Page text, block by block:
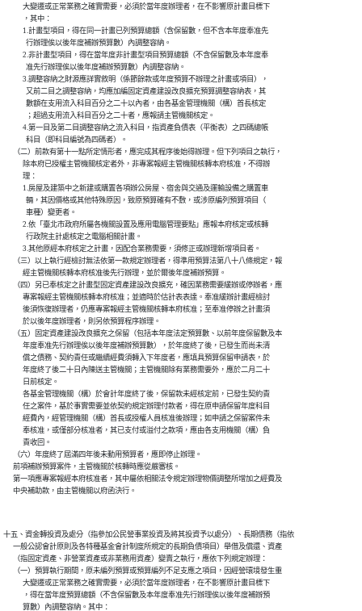
            大變遷或正常業務之確實需要，必須於當年度辦理者，在不影響原計畫目標下
            ，其中：
            1.計畫型項目，得在同一計畫已列預算總額（含保留數，但不含本年度奉准先
              行辦理俟以後年度補辦預算數）內調整容納。
            2.非計畫型項目，得在當年度非計畫型項目預算總額（不含保留數及本年度奉
              准先行辦理俟以後年度補辦預算數）內調整容納。
            3.調整容納之財源應詳實敘明（係節餘款或年度預算不辦理之計畫或項目），
              又前二目之調整容納，均應加編固定資產建設改良擴充預算調整容納表，其
              數額在支用流入科目百分之二十以內者，由各基金管理機關（構）首長核定
              ；超過支用流入科目百分之二十者，應報請主管機關核定。
            4.第一目及第二目調整容納之流入科目，指資產負債表（平衡表）之四碼總帳
              科目（即科目編號為四碼者）。
      （二）前款有第十一點所定情形者，應完成其程序後始得辦理。但下列項目之執行，
            除本府已授權主管機關核定者外，非專案報經主管機關核轉本府核准，不得辦
            理：
            1.房屋及建築中之新建或購置各項辦公房屋、宿舍與交通及運輸設備之購置車
              輛，其因價格或其他特殊原因，致原預算確有不敷，或涉原編列預算項目（
              車種）變更者。
            2.依「臺北市政府所屬各機關設置及應用電腦管理要點」應報本府核定或核轉
              行政院主計處核定之電腦相關計畫。
            3.其他原經本府核定之計畫，因配合業務需要，須修正或辦理新增項目者。
      （三）以上執行經檢討無法依第一款規定辦理者，得準用預算法第八十八條規定，報
            經主管機關核轉本府核准後先行辦理，並於爾後年度補辦預算。
      （四）另已奉核定之計畫型固定資產建設改良擴充，確因業務需要緩辦或停辦者，應
            專案報經主管機關核轉本府核准；並適時於估計表表達。奉准緩辦計畫經檢討
            後須恢復辦理者，仍應專案報經主管機關核轉本府核准；至奉准停辦之計畫須
            於以後年度辦理者，則另依預算程序辦理。
      （五）固定資產建設改良擴充之保留（包括本年度法定預算數、以前年度保留數及本
            年度奉准先行辦理俟以後年度補辦預算數），於年度終了後，已發生而尚未清
            償之債務、契約責任或繼續經費須轉入下年度者，應填具預算保留申請表，於
            年度終了後二十日內陳送主管機關；主管機關除有業務需要外，應於二月二十
            日前核定。
            各基金管理機關（構）於會計年度終了後，保留款未經核定前，已發生契約責
            任之案件，基於事實需要並依契約規定辦理付款者，得在原申請保留年度科目
            經費內，經管理機關（構）首長或授權人員核准後辦理；如申請之保留案件未
            奉核准，或僅部分核准者，其已支付或溢付之款項，應由各支用機關（構）負
            責收回。
      （六）年度終了屆滿四年後未動用預算者，應即停止辦理。
      前項補辦預算案件，主管機關於核轉時應從嚴審核。
      第一項應專案報經本府核准者，其中屬依相關法令規定辦理物價調整所增加之經費及
十五、資金轉投資及處分（指參加公民營事業投資及將其投資予以處分）、長期債務（指依
      一般公認會計原則及各特種基金會計制度所規定的長期負債項目）舉借及償還、資產
      （指固定資產、非營業資產或非業務用資產）變賣之執行，應依下列規定辦理：
      （一）預算執行期間，原未編列預算或預算編列不足支應之項目，因經營環境發生重
            大變遷或正常業務之確實需要，必須於當年度辦理者，在不影響原計畫目標下
            ，得在當年度預算總額（不含保留數及本年度奉准先行辦理俟以後年度補辦預
            算數）內調整容納。其中：